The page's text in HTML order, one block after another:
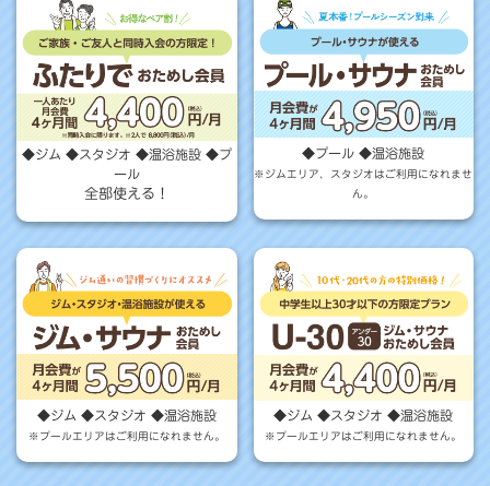
◆ジム ◆スタジオ ◆温浴施設 ◆プ
ール
全部使える！
◆プール ◆温浴施設
※ジムエリア、スタジオはご利用になれませ
ん。
◆ジム ◆スタジオ ◆温浴施設
※プールエリアはご利用になれません。
◆ジム ◆スタジオ ◆温浴施設
※プールエリアはご利用になれません。